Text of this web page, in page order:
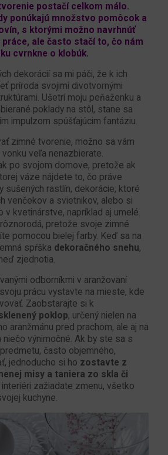
postačí celkom málo.
ponúkajú množstvo pomôcok a
s ktorými možno navrhnúť
ale často stačí to, čo nám
cvrnkne o klobúk.
dekorácií sa mi páči, že k ich
príroda svojimi divotvornými
Ušetrí moju peňaženku a
poklady na stôl, stane sa
impulzom spúšťajúcim fantáziu.
zimné tvorenie, možno sa vám
veľa nenazbierate.
po svojom domove, pretože ak
váze nájdete to, čo práve
sušených rastlín, dekorácie, ktoré
venčekov a svietnikov, alebo si
v kvetinárstve, napríklad aj umelé.
pretože svoje zimné
pomocou bielej farby. Keď sa na
spŕška dekoračného snehu,
zjednotia.
odborníkmi v aranžovaní
prácu vystavte na mieste, kde
Zaobstarajte si k
poklop, určený nielen na
aranžmánu pred prachom, ale aj na
niečo výnimočné. Ak by ste sa s
často objemného,
jednoducho si ho zostavte z
misy a taniera zo skla či
zažiadate zmenu, všetko
kuchyne.